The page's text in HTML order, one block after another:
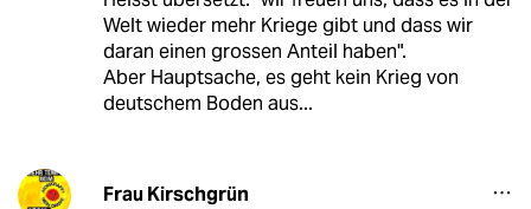
Welt wieder mehr Kriege gibt und dass wir
daran einen grossen Anteil haben".
Aber Hauptsache, es geht kein Krieg von
deutschem Boden aus...
Frau Kirschgrün